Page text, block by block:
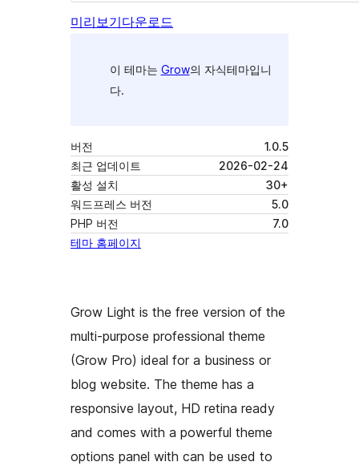
미리보기다운로드
이 테마는 Grow의 자식테마입니
다.
버전
1.0.5
최근 업데이트
2026-02-24
활성 설치
30+
워드프레스 버전
5.0
PHP 버전
7.0
테마 홈페이지
Grow Light is the free version of the
multi-purpose professional theme
(Grow Pro) ideal for a business or
blog website. The theme has a
responsive layout, HD retina ready
and comes with a powerful theme
options panel with can be used to